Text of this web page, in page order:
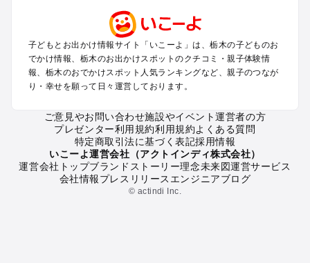
栃木の釣り
栃木の牧場
栃木のプール
栃木のアスレチック
栃木の観光
栃木の親子で体験するお出かけスポット
栃木の工場見学
栃木の手作り体験
子どもとお出かけ情報サイト「いこーよ」は、栃木の子どものお
でかけ情報、栃木のお出かけスポットのクチコミ・親子体験情
報、栃木のおでかけスポット人気ランキングなど、親子のつなが
り・幸せを願って日々運営しております。
ご意見やお問い合わせ施設やイベント運営者の方
プレゼンター利用規約利用規約よくある質問
特定商取引法に基づく表記採用情報
いこーよ運営会社（アクトインディ株式会社）
運営会社トップブランドストーリー理念未来図運営サービス
会社情報プレスリリース エンジニアブログ
© actindi Inc.